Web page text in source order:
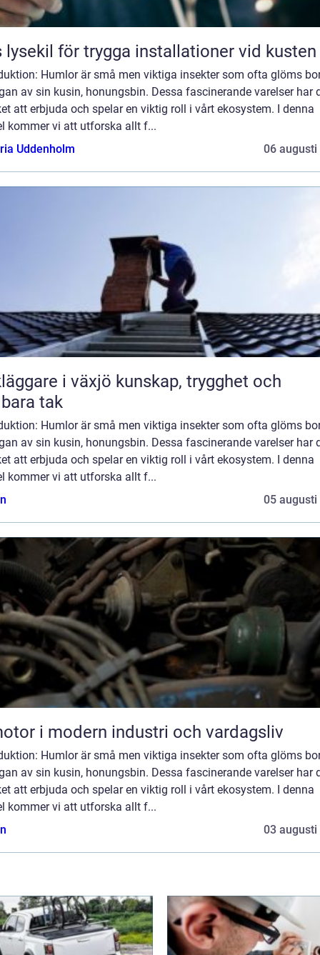
lysekil för trygga installationer vid kusten
Humlor är små men viktiga insekter som ofta glöms
av sin kusin, honungsbin. Dessa fascinerande varelser har
att erbjuda och spelar en viktig roll i vårt ekosystem. I denna
kommer vi att utforska allt f...
Uddenholm
06 augusti
i växjö kunskap, trygghet och
tak
Humlor är små men viktiga insekter som ofta glöms
av sin kusin, honungsbin. Dessa fascinerande varelser har
att erbjuda och spelar en viktig roll i vårt ekosystem. I denna
kommer vi att utforska allt f...
05 augusti
i modern industri och vardagsliv
Humlor är små men viktiga insekter som ofta glöms
av sin kusin, honungsbin. Dessa fascinerande varelser har
att erbjuda och spelar en viktig roll i vårt ekosystem. I denna
kommer vi att utforska allt f...
03 augusti